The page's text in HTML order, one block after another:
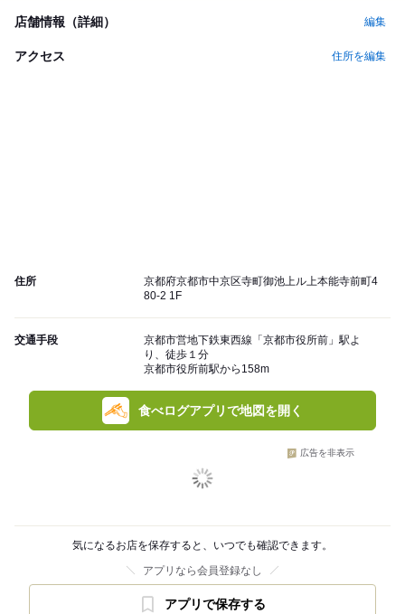
店舗情報（詳細） 編集
アクセス 住所を編集
住所
京都府京都市中京区寺町御池上ル上本能寺前町4
80-2 1F
交通手段
京都市営地下鉄東西線「京都市役所前」駅よ
り、徒歩１分
京都市役所前駅から158m
食べログアプリで地図を開く
広告を非表示
気になるお店を保存すると、いつでも確認できます。
アプリなら会員登録なし
アプリで保存する